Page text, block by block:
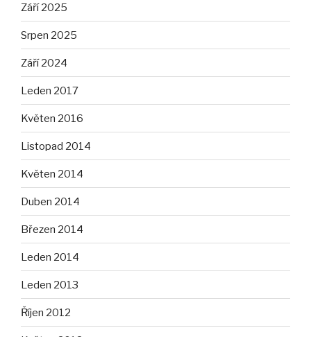
Září 2025
Srpen 2025
Září 2024
Leden 2017
Květen 2016
Listopad 2014
Květen 2014
Duben 2014
Březen 2014
Leden 2014
Leden 2013
Říjen 2012